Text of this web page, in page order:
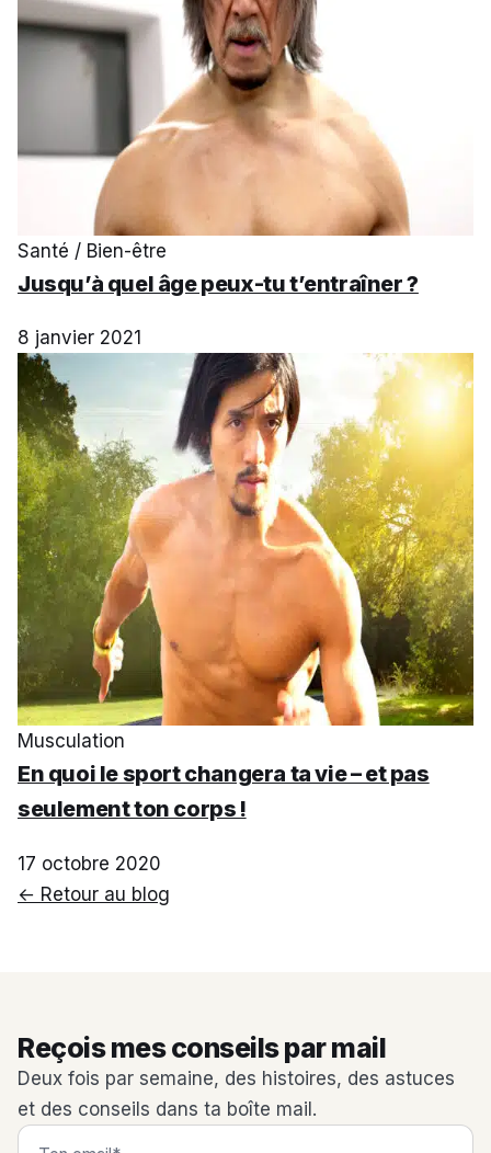
Santé / Bien-être
Jusqu’à quel âge peux-tu t’entraîner ?
8 janvier 2021
Musculation
En quoi le sport changera ta vie – et pas
seulement ton corps !
17 octobre 2020
← Retour au blog
Reçois mes conseils par mail
Deux fois par semaine, des histoires, des astuces
et des conseils dans ta boîte mail.